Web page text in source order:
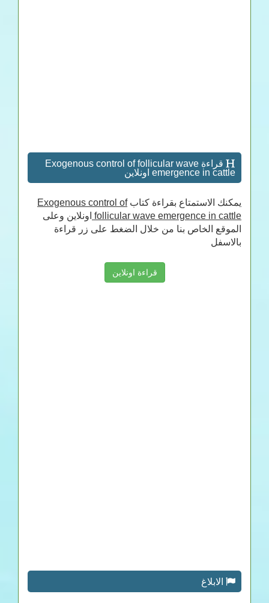
قراءة Exogenous control of follicular wave
emergence in cattle اونلاين
يمكنك الاستمتاع بقراءة كتابExogenous control of
follicular wave emergence in cattle اونلاين وعلى
الموقع الخاص بنا من خلال الضغط على زر قراءة
بالاسفل
قراءة اونلاين
الابلاغ